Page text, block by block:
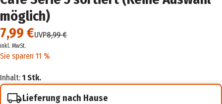
möglich)
7,99 €UVP8,99 €
inkl. MwSt.
Sie sparen 11 %
Inhalt: 1 Stk.
Lieferung nach Hause